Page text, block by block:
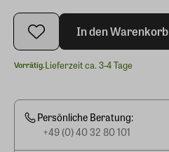
In den Warenkorb
Vorrätig.Lieferzeit ca. 3-4 Tage
Persönliche Beratung:
+49 (0) 40 32 80 101